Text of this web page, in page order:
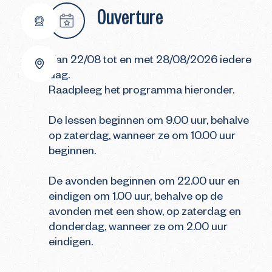
Ouverture
Van 22/08 tot en met 28/08/2026 iedere
dag.
Raadpleeg het programma hieronder.
De lessen beginnen om 9.00 uur, behalve
op zaterdag, wanneer ze om 10.00 uur
beginnen.
De avonden beginnen om 22.00 uur en
eindigen om 1.00 uur, behalve op de
avonden met een show, op zaterdag en
donderdag, wanneer ze om 2.00 uur
eindigen.